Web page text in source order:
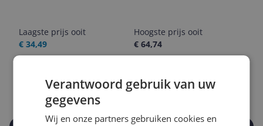
Laagste prijs ooit
€ 34,49
Hoogste prijs ooit
€ 64,74
€ 43,11
08-08-2026
Verantwoord gebruik van uw
gegevens
Wij en onze partners gebruiken cookies en